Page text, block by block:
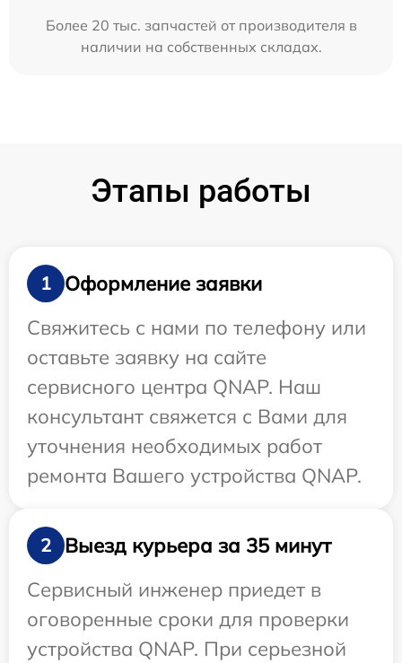
Более 20 тыс. запчастей от производителя в
наличии на собственных складах.
Этапы работы
1
Оформление заявки
Свяжитесь с нами по телефону или
оставьте заявку на сайте
сервисного центра QNAP. Наш
консультант свяжется с Вами для
уточнения необходимых работ
ремонта Вашего устройства QNAP.
2
Выезд курьера за 35 минут
Сервисный инженер приедет в
оговоренные сроки для проверки
устройства QNAP. При серьезной